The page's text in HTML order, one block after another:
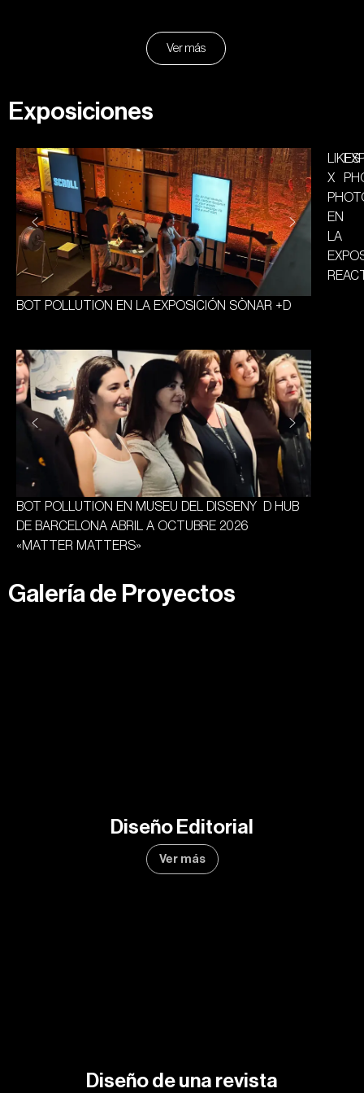
Ver más
Exposiciones
BOT POLLUTION EN LA EXPOSICIÓN SÒNAR +D
LIKES
X
EN
LA
BOT POLLUTION EN MUSEU DEL DISSENY D HUB
DE BARCELONA ABRIL A OCTUBRE 2026
«MATTER MATTERS»
Galería de Proyectos
Diseño Editorial
Ver más
Diseño de una revista